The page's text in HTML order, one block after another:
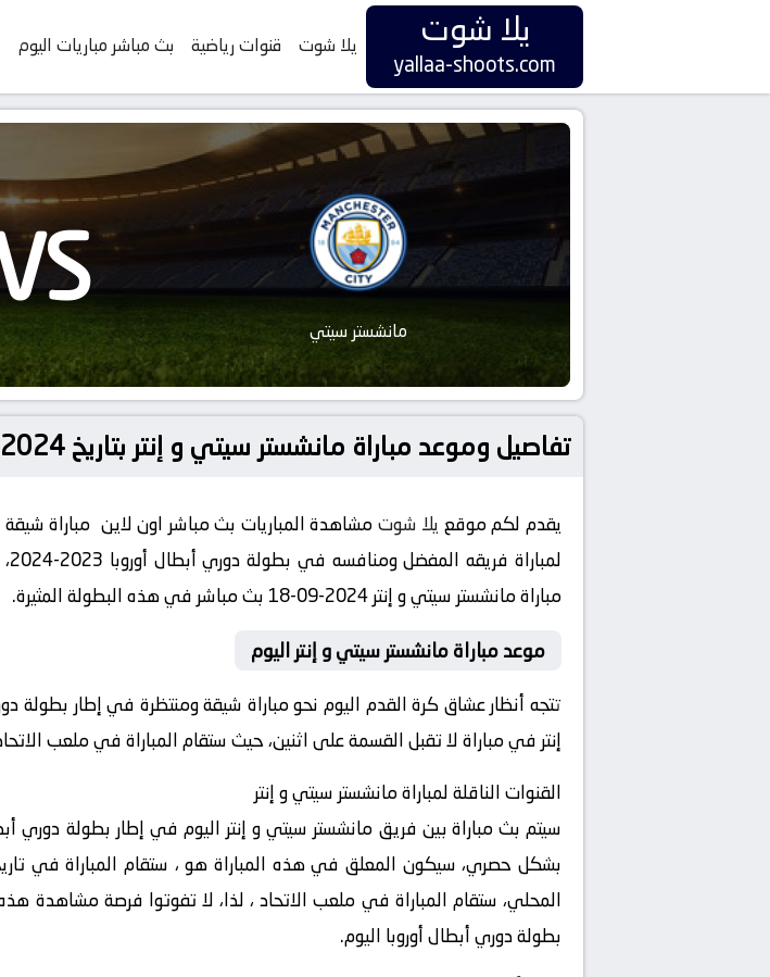
يلا شوت
yallaa-shoots.com
يلا شوت قنوات رياضية بث مباشر مباريات اليوم
مانشستر سيتي
تفاصيل وموعد مباراة مانشستر سيتي و إنتر بتاريخ 2024-09-18 في دوري دوري أبطال أوروبا
يقدم لكم موقع يلا شوت مشاهدة المباريات بث مباشر اون لاين مباراة
لمباراة فريقه المفضل ومنافسه في بطولة دوري أبطال أوروبا 2023-2024، في هذا المقال ضمن موقع
مباراة مانشستر سيتي و إنتر 2024-09-18 بث مباشر في هذه البطولة المثيرة.
موعد مباراة مانشستر سيتي و إنتر اليوم
تتجه أنظار عشاق كرة القدم اليوم نحو مباراة شيقة ومنتظرة في إطار
إنتر في مباراة لا تقبل القسمة على اثنين، حيث ستقام المباراة في ملعب
القنوات الناقلة لمباراة مانشستر سيتي و إنتر
سيتم بث مباراة بين فريق مانشستر سيتي و إنتر اليوم في إطار بطولة دوري
المحلي، ستقام المباراة في ملعب الاتحاد ، لذا، لا تفوتوا فرصة مشاهدة
بطولة دوري أبطال أوروبا اليوم.